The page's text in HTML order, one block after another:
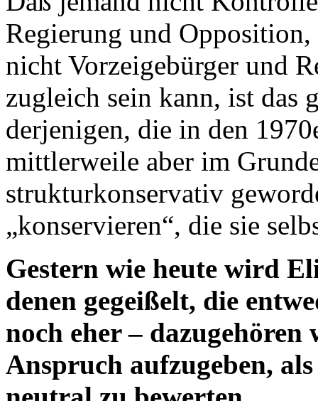
Regierung und
nicht Vorzeigebürger und
zugleich sein kann, ist das
derjenigen, die in den
mittlerweile aber im
strukturkonservativ
„konservieren“, die sie
Gestern wie heute wird
denen gegeißelt, die
noch eher – dazugehören
Anspruch aufzugeben,